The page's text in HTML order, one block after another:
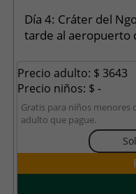
Día 4: Cráter del
tarde al aeropuerto
Precio adulto: $ 3643
Precio niños: $ -
Gratis para niños menores
adulto que pague.